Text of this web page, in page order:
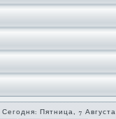
Сегодня: Пятница, 7 Августа